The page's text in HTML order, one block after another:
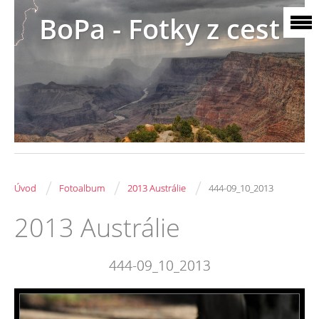
BoPa - Fotky z cest
Úvod / Fotoalbum / 2013 Austrálie / 444-09_10_2013
2013 Austrálie
444-09_10_2013